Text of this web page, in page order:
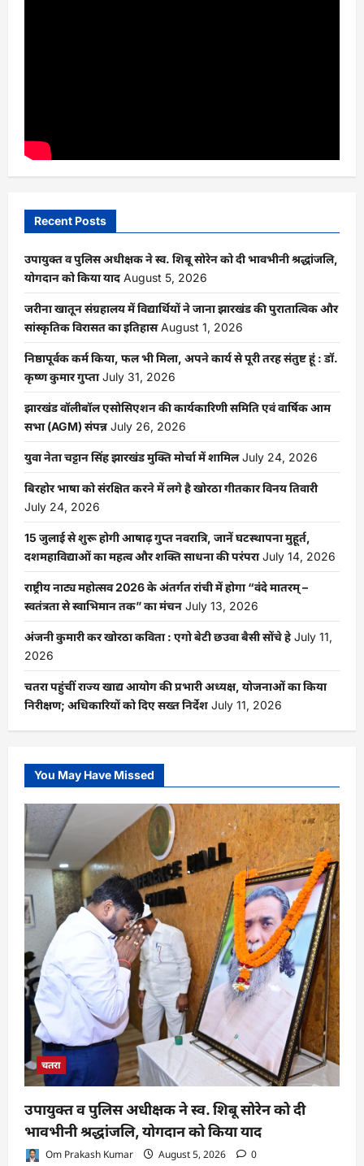
Recent Posts
उपायुक्त व पुलिस अधीक्षक ने स्व. शिबू सोरेन को दी भावभीनी श्रद्धांजलि,
योगदान को किया याद August 5, 2026
जरीना खातून संग्रहालय में विद्यार्थियों ने जाना झारखंड की पुरातात्विक और
सांस्कृतिक विरासत का इतिहास August 1, 2026
निष्ठापूर्वक कर्म किया, फल भी मिला, अपने कार्य से पूरी तरह संतुष्ट हूं : डॉ.
कृष्ण कुमार गुप्ता July 31, 2026
झारखंड वॉलीबॉल एसोसिएशन की कार्यकारिणी समिति एवं वार्षिक आम
सभा (AGM) संपन्न July 26, 2026
युवा नेता चट्टान सिंह झारखंड मुक्ति मोर्चा में शामिल July 24, 2026
बिरहोर भाषा को संरक्षित करने में लगे है खोरठा गीतकार विनय तिवारी
July 24, 2026
15 जुलाई से शुरू होगी आषाढ़ गुप्त नवरात्रि, जानें घटस्थापना मुहूर्त,
दशमहाविद्याओं का महत्व और शक्ति साधना की परंपरा July 14, 2026
राष्ट्रीय नाट्य महोत्सव 2026 के अंतर्गत रांची में होगा “वंदे मातरम् –
स्वतंत्रता से स्वाभिमान तक” का मंचन July 13, 2026
अंजनी कुमारी कर खोरठा कविता : एगो बेटी छउवा बैसी सोंचे हे July 11,
2026
चतरा पहुंचीं राज्य खाद्य आयोग की प्रभारी अध्यक्ष, योजनाओं का किया
निरीक्षण; अधिकारियों को दिए सख्त निर्देश July 11, 2026
You May Have Missed
चतरा
उपायुक्त व पुलिस अधीक्षक ने स्व. शिबू सोरेन को दी
भावभीनी श्रद्धांजलि, योगदान को किया याद
Om Prakash Kumar August 5, 2026 0